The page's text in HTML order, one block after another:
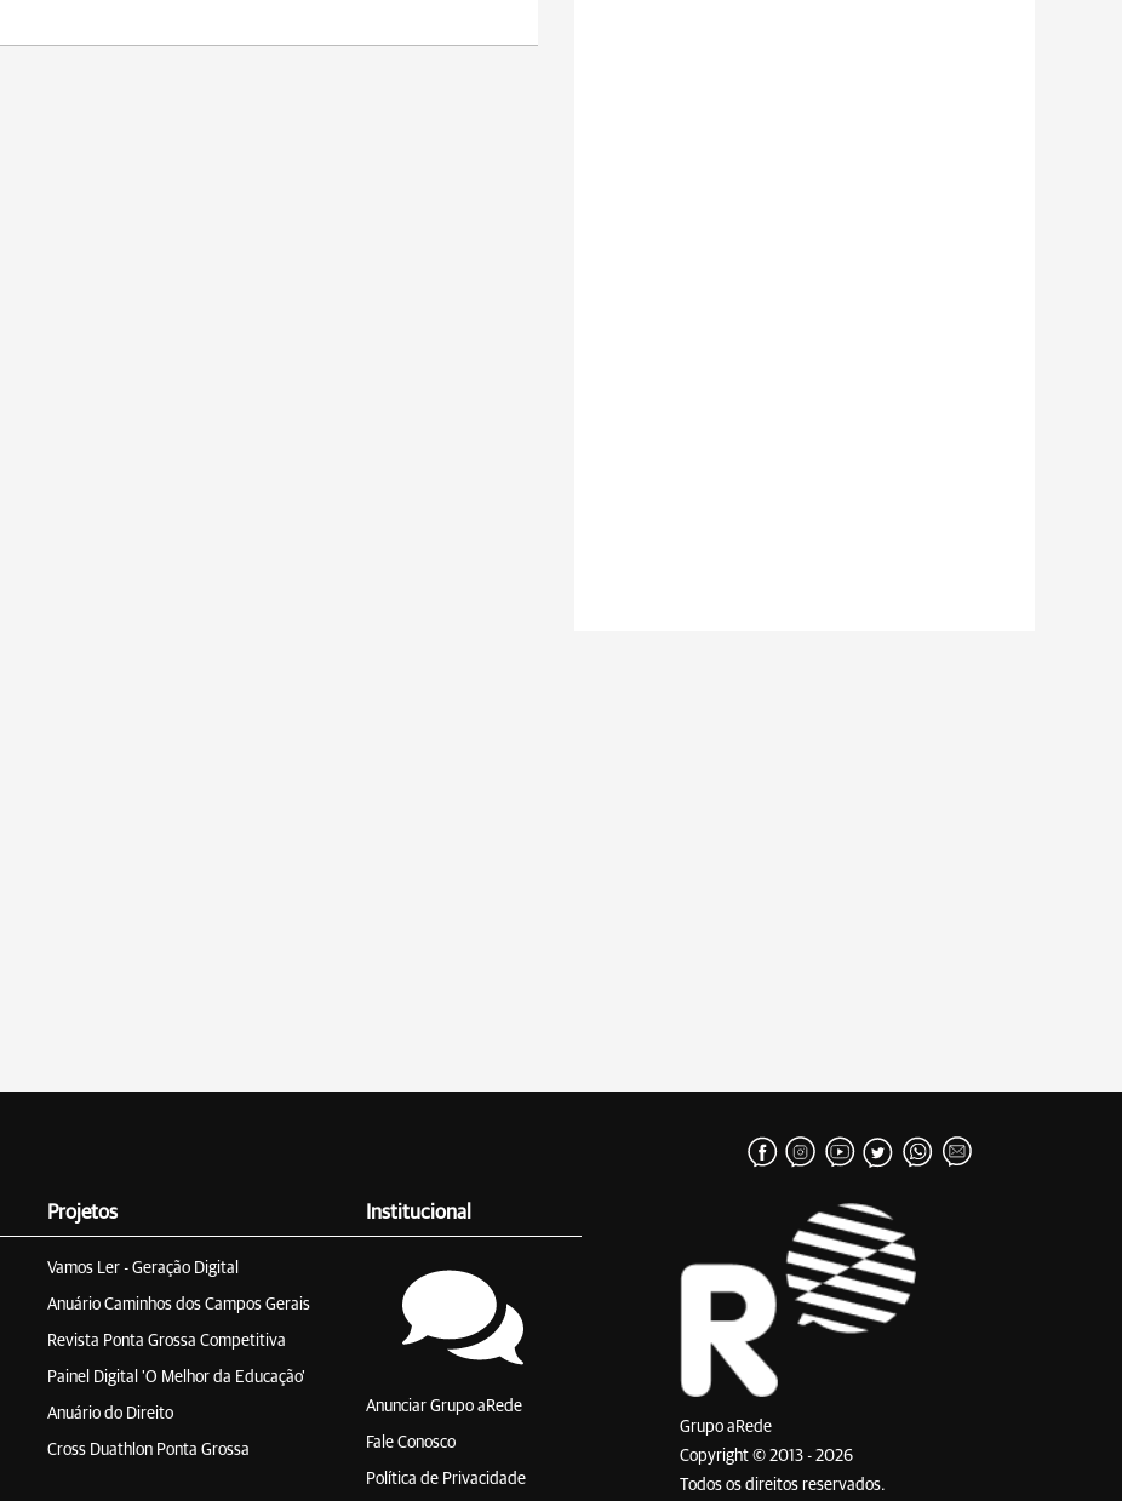
Projetos
Vamos Ler - Geração Digital
Anuário Caminhos dos Campos Gerais
Revista Ponta Grossa Competitiva
Painel Digital 'O Melhor da Educação'
Anuário do Direito
Cross Duathlon Ponta Grossa
Institucional
Anunciar Grupo aRede
Fale Conosco
Política de Privacidade
Grupo aRede
Copyright © 2013 - 2026
Todos os direitos reservados.